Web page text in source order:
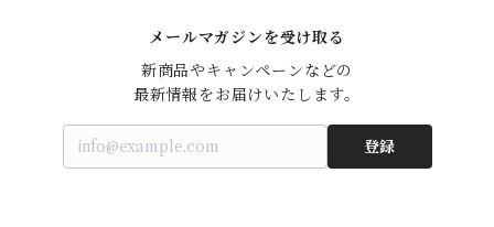
メールマガジンを受け取る
新商品やキャンペーンなどの
最新情報をお届けいたします。
登録